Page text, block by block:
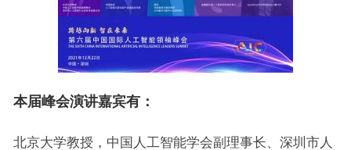
本届峰会演讲嘉宾有：
北京大学教授，中国人工智能学会副理事长、深圳市人